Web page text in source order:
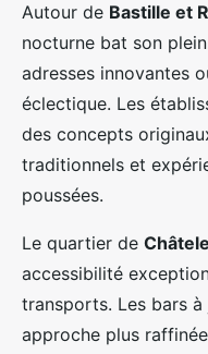
Autour de Bastille et
nocturne bat son
adresses innovantes
éclectique. Les
des concepts
traditionnels et
poussées.
Le quartier de
accessibilité
transports. Les bars
approche plus